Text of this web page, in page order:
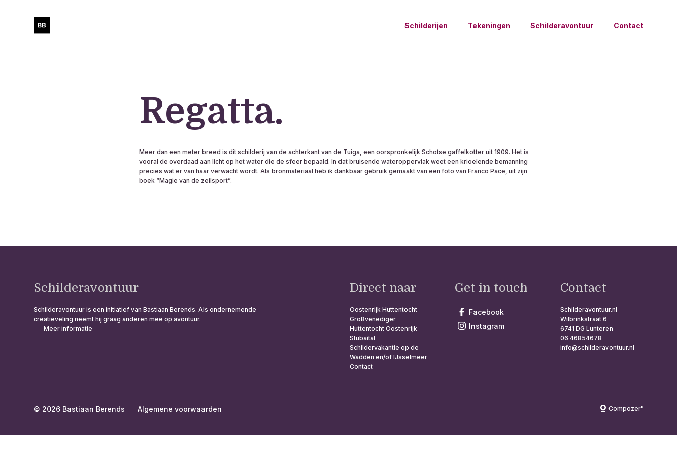
Schilderijen Tekeningen Schilderavontuur Contact
Regatta.
Meer dan een meter breed is dit schilderij van de achterkant van de Tuiga, een oorspronkelijk Schotse gaffelkotter uit 1909. Het is
vooral de overdaad aan licht op het water die de sfeer bepaald. In dat bruisende wateroppervlak weet een krioelende bemanning
precies wat er van haar verwacht wordt. Als bronmateriaal heb ik dankbaar gebruik gemaakt van een foto van Franco Pace, uit zijn
boek “Magie van de zeilsport”.
Schilderavontuur
Schilderavontuur is een initiatief van Bastiaan Berends. Als ondernemende
creatieveling neemt hij graag anderen mee op avontuur.
Meer informatie
Direct naar
Oostenrijk Huttentocht
Großvenediger
Huttentocht Oostenrijk
Stubaital
Schildervakantie op de
Wadden en/of IJsselmeer
Contact
Get in touch
Facebook
Instagram
Contact
Schilderavontuur.nl
Wilbrinkstraat 6
6741 DG Lunteren
06 46854678
info@schilderavontuur.nl
© 2026 Bastiaan Berends Algemene voorwaarden Compozer®